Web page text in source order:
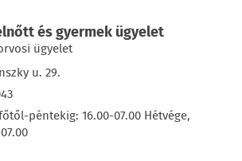
és gyermek ügyelet
ügyelet
u. 29.
péntekig: 16.00-07.00 Hétvége,